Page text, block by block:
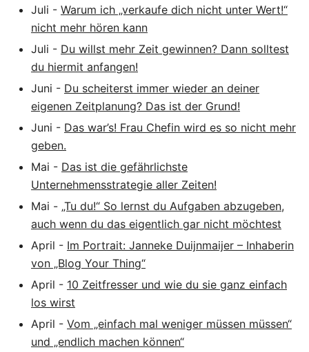
Juli - Warum ich „verkaufe dich nicht unter Wert!“
nicht mehr hören kann
Juli - Du willst mehr Zeit gewinnen? Dann solltest
du hiermit anfangen!
Juni - Du scheiterst immer wieder an deiner
eigenen Zeitplanung? Das ist der Grund!
Juni - Das war’s! Frau Chefin wird es so nicht mehr
geben.
Mai - Das ist die gefährlichste
Unternehmensstrategie aller Zeiten!
Mai - „Tu du!“ So lernst du Aufgaben abzugeben,
auch wenn du das eigentlich gar nicht möchtest
April - Im Portrait: Janneke Duijnmaijer – Inhaberin
von „Blog Your Thing“
April - 10 Zeitfresser und wie du sie ganz einfach
los wirst
April - Vom „einfach mal weniger müssen müssen“
und „endlich machen können“